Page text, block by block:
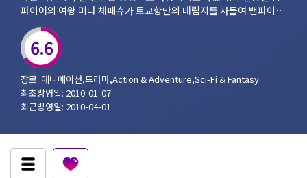
파이어의 여왕 미나 체페슈가 토쿄항만의 매립지를 사들여 뱀파이어
드'라는 의미를 이해할 수 있을 것이다. 이야기는 기본적으로 여왕 미
나와 그녀를 섬기기로 맹세한 늑대인간 아키라의 깊은 유대를 바탕으
로, 뱀파이어 왕국을 건설하려는 미나와 이에 반발하는 인간들, 이권
을 두고 다투는 뱀파이어들까지 가세하여 핏빛 음모가 난무하는 액션
극으로 이어진다.
6.6
장르: 애니메이션,드라마,Action & Adventure,Sci-Fi & Fantasy
최초방영일: 2010-01-07
최근방영일: 2010-04-01